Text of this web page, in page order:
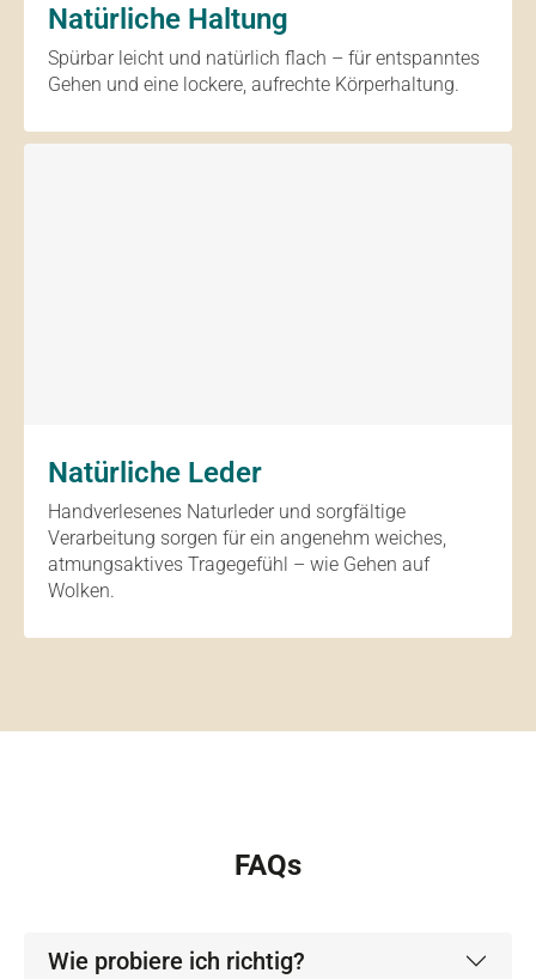
Natürliche Haltung
Spürbar leicht und natürlich flach – für entspanntes
Gehen und eine lockere, aufrechte Körperhaltung.
Natürliche Leder
Handverlesenes Naturleder und sorgfältige
Verarbeitung sorgen für ein angenehm weiches,
atmungsaktives Tragegefühl – wie Gehen auf
Wolken.
FAQs
Wie probiere ich richtig?